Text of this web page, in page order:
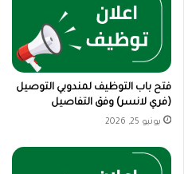
فتح باب التوظيف لمندوبي التوصيل
(فري لانسر) وفق التفاصيل
يونيو 25, 2026